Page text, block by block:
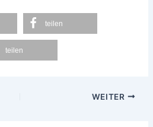
teilen
teilen
WEITER